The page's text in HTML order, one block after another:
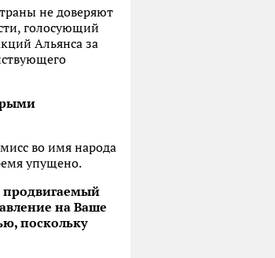
не доверяют
голосующий
Альянса за
во имя народа
упущено.
продвигаемый
на Ваше
поскольку